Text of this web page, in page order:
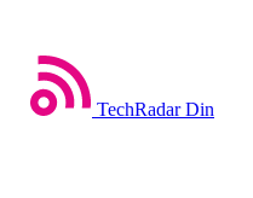
TechRadar Din